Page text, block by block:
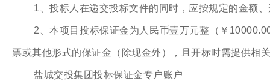
1、投标人在递交投标文件的同时，应按规定的金额
2、本项目投标保证金为人民币壹万元整（￥
票或其他形式的保证金（除现金外），且开标时需提供相
盐城交投集团投标保证金专户账户